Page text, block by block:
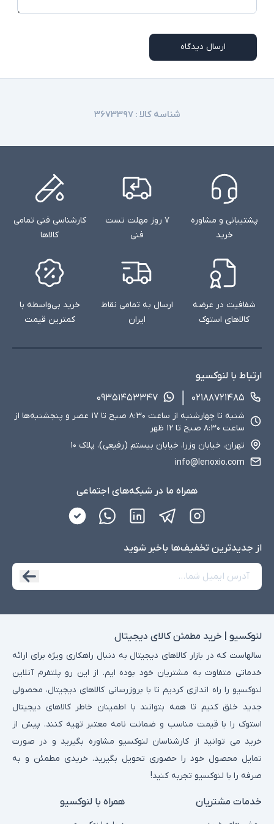
ارسال دیدگاه
شناسه کالا :۳۶۷۳۳۹۷
پشتیبانی و مشاوره
خرید
۷ روز مهلت تست
فنی
کارشناسی فنی تمامی
کالاها
شفافیت در عرضه
کالاهای استوک
ارسال به تمامی نقاط
ایران
خرید بی‌واسطه با
کمترین قیمت
ارتباط با لنوکسیو
۰۲۱۸۸۷۲۱۴۸۵
۰۹۳۵۱۴۵۳۳۴۷
شنبه تا چهارشنبه از ساعت ۸:۳۰ صبح تا ۱۷ عصر و پنجشنبه‌ها از
ساعت ۸:۳۰ صبح تا ۱۲ ظهر
تهران، خیابان وزرا، خیابان بیستم (رفیعی)، پلاک ۱۰
info@lenoxio.com
همراه ما در شبکه‌های اجتماعی
از جدید‌ترین تخفیف‌ها با‌خبر شوید
لنوکسیو | خرید مطمئن کالای دیجیتال
سالهاست که در بازار کالاهای دیجیتال به دنبال راهکاری ویژه برای ارائه
خدماتی متفاوت به مشتریان خود بوده ایم. از این رو پلتفرم آنلاین
لنوکسیو را راه اندازی کردیم تا با بروزرسانی کالاهای دیجیتال، محصولی
جدید خلق کنیم تا همه بتوانند با اطمینان خاطر کالاهای دیجیتال
استوک را با قیمت مناسب و ضمانت نامه معتبر تهیه کنند. پیش از
خرید می توانید از کارشناسان لنوکسیو مشاوره بگیرید و در صورت
تمایل محصول خود را حضوری تحویل بگیرید. خریدی مطمئن و به
صرفه را با لنوکسیو تجربه کنید!
خدمات مشتریان همراه با لنوکسیو